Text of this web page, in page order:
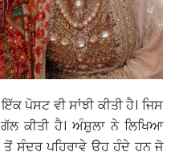
ਪੋਸਟ ਵੀ ਸਾਂਝੀ ਕੀਤੀ ਹੈ। ਜਿਸ
ਕੀਤੀ ਹੈ। ਅੰਸ਼ੁਲਾ ਨੇ ਲਿਖਿਆ
ਤੋਂ ਸੁੰਦਰ ਪਹਿਰਾਵੇ ਉਹ ਹੁੰਦੇ ਹਨ ਜੋ